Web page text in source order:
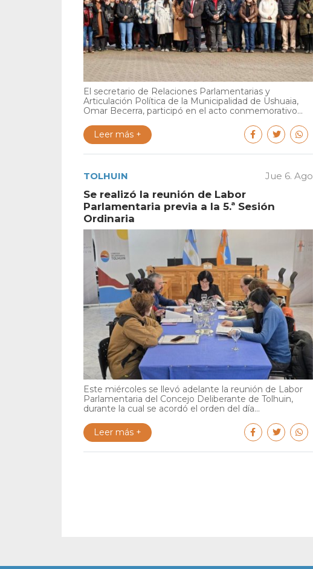
El secretario de Relaciones Parlamentarias y
Articulación Política de la Municipalidad de Ushuaia,
Omar Becerra, participó en el acto conmemorativo...
Leer más +
TOLHUIN Jue 6. Ago
Se realizó la reunión de Labor
Parlamentaria previa a la 5.ª Sesión
Ordinaria
Este miércoles se llevó adelante la reunión de Labor
Parlamentaria del Concejo Deliberante de Tolhuin,
durante la cual se acordó el orden del día...
Leer más +